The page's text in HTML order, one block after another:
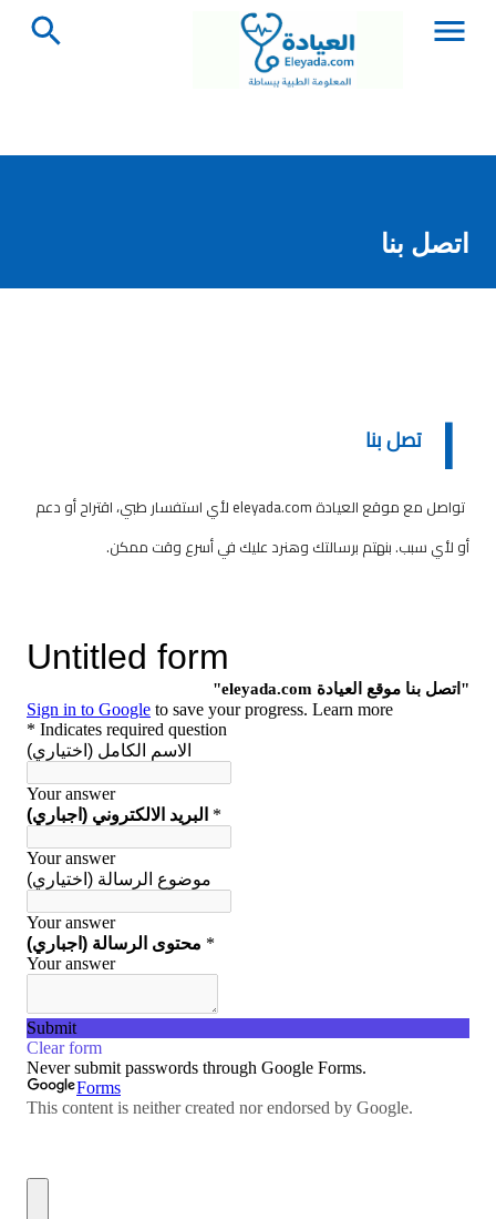
التخطي إلى المحتوى الرئيسي
اتصل بنا
ا تصل بنا
تواصل مع موقع العيادة eleyada.com لأي استفسار طبي، اقتراح أو دعم
أو لأي سبب. بنهتم برسالتك وهنرد عليك في أسرع وقت ممكن.